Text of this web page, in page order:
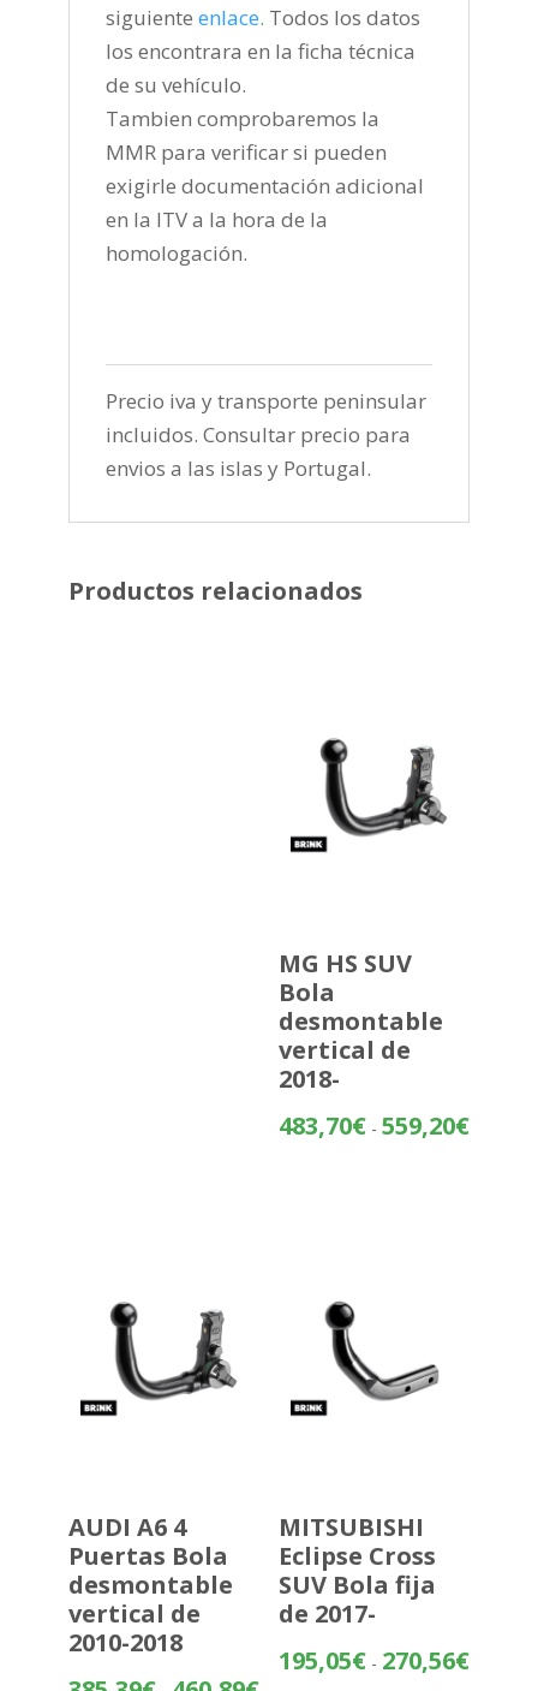
siguiente enlace. Todos los datos
los encontrara en la ficha técnica
de su vehículo.
Tambien comprobaremos la
MMR para verificar si pueden
exigirle documentación adicional
en la ITV a la hora de la
homologación.
Precio iva y transporte peninsular
incluidos. Consultar precio para
envios a las islas y Portugal.
Productos relacionados
MG HS SUV
Bola
desmontable
vertical de
2018-
483,70€ - 559,20€Rango
AUDI A6 4
Puertas Bola
desmontable
vertical de
2010-2018
Rango
MITSUBISHI
Eclipse Cross
SUV Bola fija
de 2017-
195,05€ - 270,56€Rango